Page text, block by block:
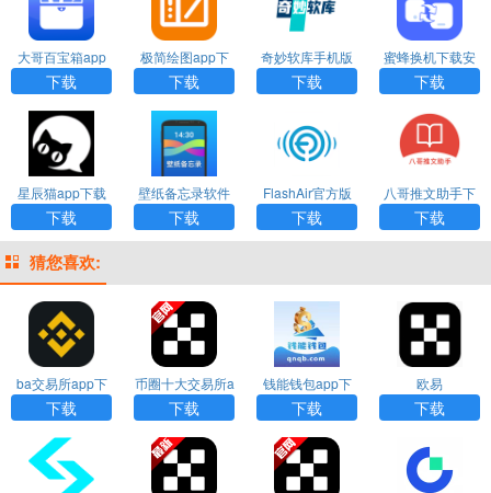
大哥百宝箱app
下载安装
下载
极简绘图app下
载安装
下载
奇妙软库手机版
下载
下载
蜜蜂换机下载安
装
下载
星辰猫app下载
安装
下载
壁纸备忘录软件
下载
下载
FlashAir官方版
下载
下载
八哥推文助手下
载安装
下载
猜您喜欢:
ba交易所app下
载
下载
币圈十大交易所a
pp下载
下载
钱能钱包app下
载安装
下载
欧易
下载